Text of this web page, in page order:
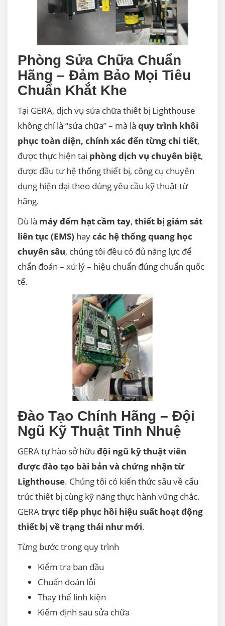
Phòng Sửa Chữa Chuẩn
Hãng – Đảm Bảo Mọi Tiêu
Chuẩn Khắt Khe
Tại GERA, dịch vụ sửa chữa thiết bị Lighthouse
không chỉ là “sửa chữa” – mà là quy trình khôi
phục toàn diện, chính xác đến từng chi tiết,
được thực hiện tại phòng dịch vụ chuyên biệt,
được đầu tư hệ thống thiết bị, công cụ chuyên
dụng hiện đại theo đúng yêu cầu kỹ thuật từ
hãng.
Dù là máy đếm hạt cầm tay, thiết bị giám sát
liên tục (EMS) haycác hệ thống quang học
chuyên sâu, chúng tôi đều có đủ năng lực để
chẩn đoán – xử lý – hiệu chuẩn đúng chuẩn quốc
tế.
Đào Tạo Chính Hãng – Đội
Ngũ Kỹ Thuật Tinh Nhuệ
GERA tự hào sở hữu đội ngũ kỹ thuật viên
được đào tạo bài bản và chứng nhận từ
Lighthouse. Chúng tôi có kiến thức sâu về cấu
trúc thiết bị cùng kỹ năng thực hành vững chắc.
GERAtrực tiếp phục hồi hiệu suất hoạt động
thiết bị về trạng thái như mới.
Từng bước trong quy trình
Kiểm tra ban đầu
Chuẩn đoán lỗi
Thay thế linh kiện
Kiểm định sau sửa chữa